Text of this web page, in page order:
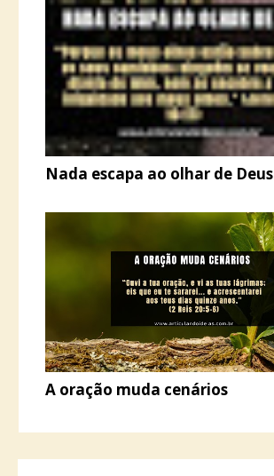
Nada escapa ao olhar de Deus
A oração muda cenários